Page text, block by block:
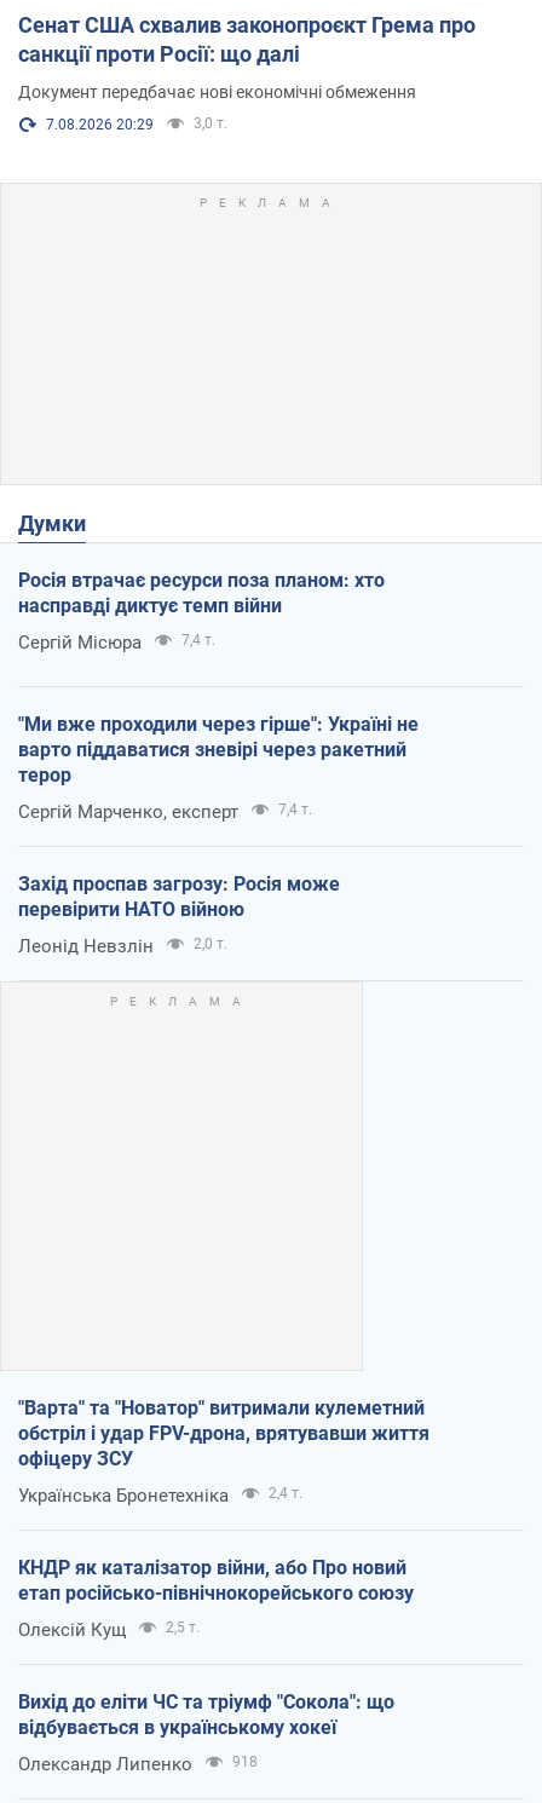
Сенат США схвалив законопроєкт Грема про
санкції проти Росії: що далі
Документ передбачає нові економічні обмеження
7.08.2026 20:29 3,0 т.
Думки
Росія втрачає ресурси поза планом: хто
насправді диктує темп війни
Сергій Місюра 7,4 т.
"Ми вже проходили через гірше": Україні не
варто піддаватися зневірі через ракетний
терор
Сергій Марченко, експерт 7,4 т.
Захід проспав загрозу: Росія може
перевірити НАТО війною
Леонід Невзлін 2,0 т.
"Варта" та "Новатор" витримали кулеметний
обстріл і удар FPV-дрона, врятувавши життя
офіцеру ЗСУ
Українська Бронетехніка 2,4 т.
КНДР як каталізатор війни, або Про новий
етап російсько-північнокорейського союзу
Олексій Кущ 2,5 т.
Вихід до еліти ЧС та тріумф "Сокола": що
відбувається в українському хокеї
Олександр Липенко 918